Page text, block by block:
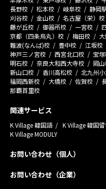
長野校
松本校 岐阜校 静岡
刈谷校
金山校 名古屋（栄）校
藤が丘校
御器所校 一宮校
京都（四条烏丸）校
梅田校
難波(なんば)校
豊中校 江坂校
神戸三ノ宮校
西宮北口校 宝
明石校
奈良大和西大寺校 岡
新山口校
香川高松校 北九州
福岡西新校
大橋校 佐賀校
那覇首里校
関連サービス
K Village 韓国語 K Village 韓国
K Village MODULY
お問い合わせ（個人）
お問い合わせ（企業）